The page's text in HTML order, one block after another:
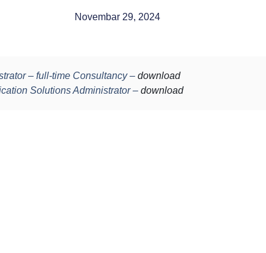
Novembar 29, 2024
– full-time Consultancy – download
Solutions Administrator – download